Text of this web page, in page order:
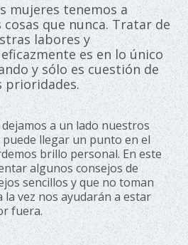
mujeres tenemos a
que nunca. Tratar de
labores y
es en lo único
y sólo es cuestión de
prioridades.
a un lado nuestros
puede llegar un punto en el
brillo personal. En este
algunos consejos de
sencillos y que no toman
la vez nos ayudarán a estar
fuera.